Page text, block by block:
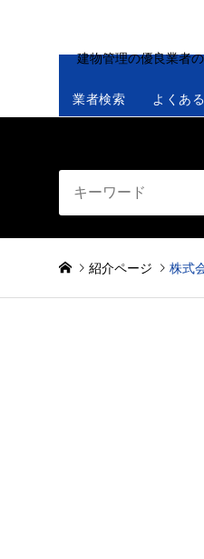
建物管理の優良業者
業者検索 よくあ
紹介ページ 株式